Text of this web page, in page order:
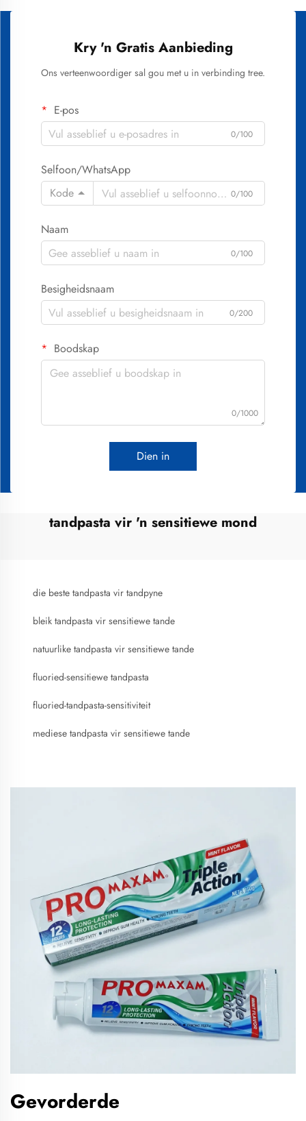
Kry 'n Gratis Aanbieding
Ons verteenwoordiger sal gou met u in verbinding tree.
E-pos
0/100
Selfoon/WhatsApp
Kode
0/100
Naam
0/100
Besigheidsnaam
0/200
Boodskap
0/1000
Dien in
tandpasta vir 'n sensitiewe mond
die beste tandpasta vir tandpyne
bleik tandpasta vir sensitiewe tande
natuurlike tandpasta vir sensitiewe tande
fluoried-sensitiewe tandpasta
fluoried-tandpasta-sensitiviteit
mediese tandpasta vir sensitiewe tande
Gevorderde